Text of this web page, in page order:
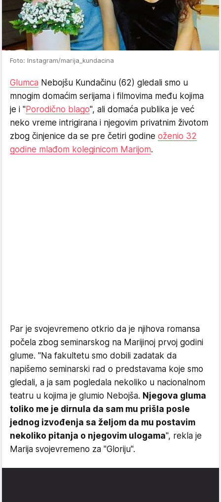
Foto: Instagram/marija_kundacina
Glumca Nebojšu Kundačinu (62) gledali smo u
mnogim domaćim serijama i filmovima među kojima
je i "Porodično blago", ali domaća publika je već
neko vreme intrigirana i njegovim privatnim životom
zbog činjenice da se pre četiri godine oženio 32
godine mlađom koleginicom Marijom.
Par je svojevremeno otkrio da je njihova romansa
počela zbog seminarskog na Marijinoj prvoj godini
glume. "Na fakultetu smo dobili zadatak da
napišemo seminarski rad o predstavama koje smo
gledali, a ja sam pogledala nekoliko u nacionalnom
teatru u kojima je glumio Nebojša. Njegova gluma
toliko me je dirnula da sam mu prišla posle
jednog izvođenja sa željom da mu postavim
nekoliko pitanja o njegovim ulogama", rekla je
Marija svojevremeno za "Gloriju".